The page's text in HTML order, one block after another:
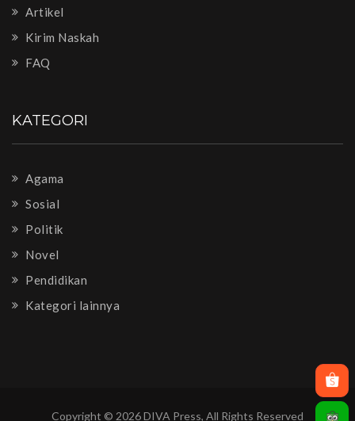
Artikel
Kirim Naskah
FAQ
KATEGORI
Agama
Sosial
Politik
Novel
Pendidikan
Kategori lainnya
Copyright © 2026 DIVA Press, All Rights Reserved